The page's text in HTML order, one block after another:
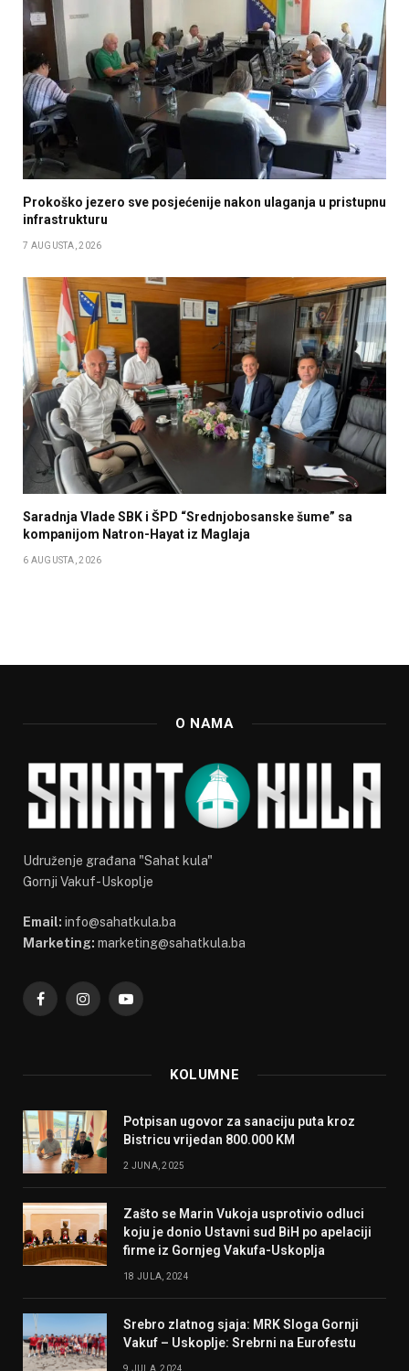
Prokoško jezero sve posjećenije nakon ulaganja u pristupnu
infrastrukturu
7 AUGUSTA, 2026
Saradnja Vlade SBK i ŠPD “Srednjobosanske šume” sa
kompanijom Natron-Hayat iz Maglaja
6 AUGUSTA, 2026
O NAMA
Udruženje građana "Sahat kula"
Gornji Vakuf-Uskoplje
Email: info@sahatkula.ba
Marketing: marketing@sahatkula.ba
FacebookInstagramYouTube
KOLUMNE
Potpisan ugovor za sanaciju puta kroz
Bistricu vrijedan 800.000 KM
2 JUNA, 2025
Zašto se Marin Vukoja usprotivio odluci
koju je donio Ustavni sud BiH po apelaciji
firme iz Gornjeg Vakufa-Uskoplja
18 JULA, 2024
Srebro zlatnog sjaja: MRK Sloga Gornji
Vakuf – Uskoplje: Srebrni na Eurofestu
9 JULA, 2024